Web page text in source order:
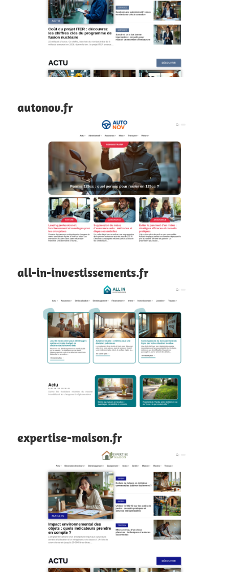
autonov.fr
all-in-investissements.fr
expertise-maison.fr